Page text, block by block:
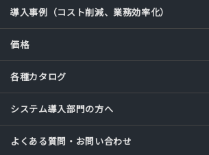
導入事例（コスト削減、業務効率化）
価格
各種カタログ
システム導入部門の方へ
よくある質問・お問い合わせ